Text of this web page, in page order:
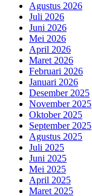
Agustus 2026
Juli 2026
Juni 2026
Mei 2026
April 2026
Maret 2026
Februari 2026
Januari 2026
Desember 2025
November 2025
Oktober 2025
September 2025
Agustus 2025
Juli 2025
Juni 2025
Mei 2025
April 2025
Maret 2025